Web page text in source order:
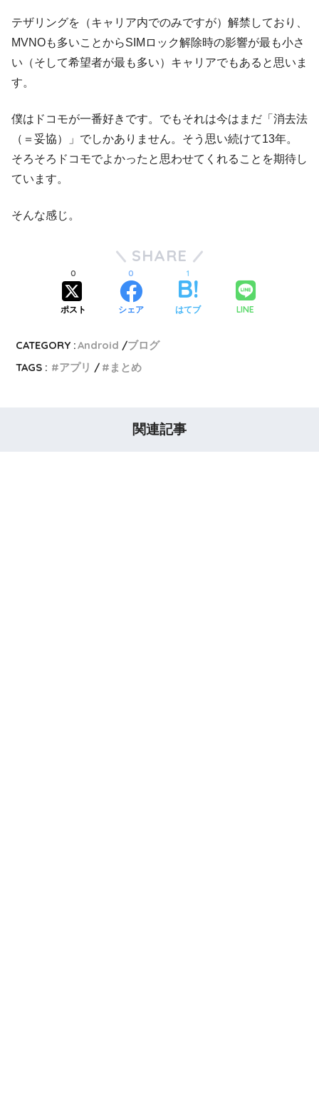
テザリングを（キャリア内でのみですが）解禁しており、
MVNOも多いことからSIMロック解除時の影響が最も小さ
い（そして希望者が最も多い）キャリアでもあると思いま
す。
僕はドコモが一番好きです。でもそれは今はまだ「消去法
（＝妥協）」でしかありません。そう思い続けて13年。
そろそろドコモでよかったと思わせてくれることを期待し
ています。
そんな感じ。
SHARE
ポスト
0
シェア
0
はてブ
1
LINE
CATEGORY :Android
ブログ
TAGS :
アプリ まとめ
関連記事